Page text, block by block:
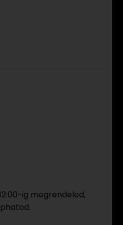
ig megrendeled,